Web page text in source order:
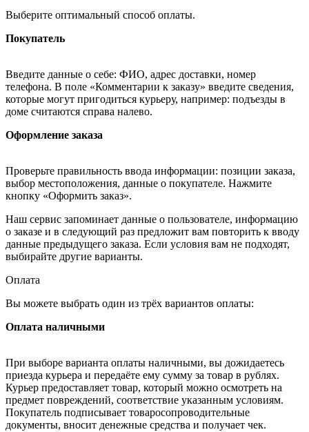
Выберите оптимальный способ оплаты.
Покупатель
Введите данные о себе: ФИО, адрес доставки, номер
телефона. В поле «Комментарии к заказу» введите сведения,
которые могут пригодиться курьеру, например: подъезды в
доме считаются справа налево.
Оформление заказа
Проверьте правильность ввода информации: позиции заказа,
выбор местоположения, данные о покупателе. Нажмите
кнопку «Оформить заказ».
Наш сервис запоминает данные о пользователе, информацию
о заказе и в следующий раз предложит вам повторить к вводу
данные предыдущего заказа. Если условия вам не подходят,
выбирайте другие варианты.
Оплата
Вы можете выбрать один из трёх вариантов оплаты:
Оплата наличными
При выборе варианта оплаты наличными, вы дожидаетесь
приезда курьера и передаёте ему сумму за товар в рублях.
Курьер предоставляет товар, который можно осмотреть на
предмет повреждений, соответствие указанным условиям.
Покупатель подписывает товаросопроводительные
документы, вносит денежные средства и получает чек.